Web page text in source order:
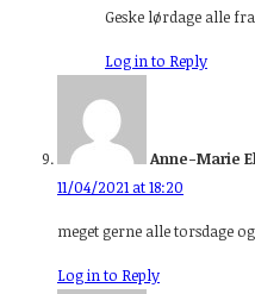
Geske lørdage alle
Log in to Reply
Anne-Marie
11/04/2021 at 18:20
meget gerne alle torsdage
Log in to Reply